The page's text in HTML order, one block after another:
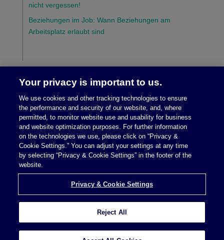
nicht vergessen!
Beziehungen im Job: Wann Beziehungen am
Arbeitsplatz erlaubt sind
Rechtliche Hinweise/Impressum|Datenschutz
Privacy & Cookie Settings
Anwaltswerbung © 2026 McDermott Will & Schulte
Your privacy is important to us.
We use cookies and other tracking technologies to ensure
the performance and security of our website, and, where
permitted, to monitor website use and usability for business
and website optimization purposes. For further information
on the technologies we use, please click on “Privacy &
Cookie Settings.” You can adjust your settings at any time
by selecting “Privacy & Cookie Settings” in the footer of the
website.
Privacy & Cookie Settings
Reject All